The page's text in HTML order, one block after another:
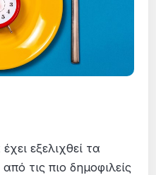
εξελιχθεί τα
τις πιο δημοφιλείς